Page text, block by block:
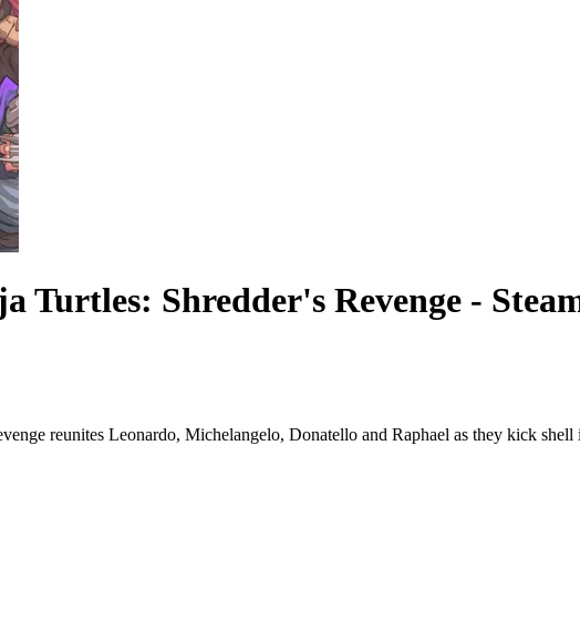
Turtles: Shredder's Revenge -
reunites Leonardo, Michelangelo, Donatello and Raphael as they kick